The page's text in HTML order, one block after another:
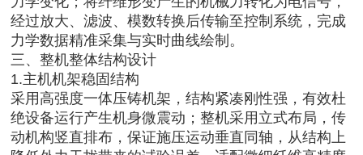
经过放大、滤波、模数转换后传输至控制系统，完成
力学数据精准采集与实时曲线绘制。
三、整机整体结构设计
1.主机机架稳固结构
采用高强度一体压铸机架，结构紧凑刚性强，有效杜
绝设备运行产生机身微震动；整机采用立式布局，传
动机构竖直排布，保证施压运动垂直同轴，从结构上